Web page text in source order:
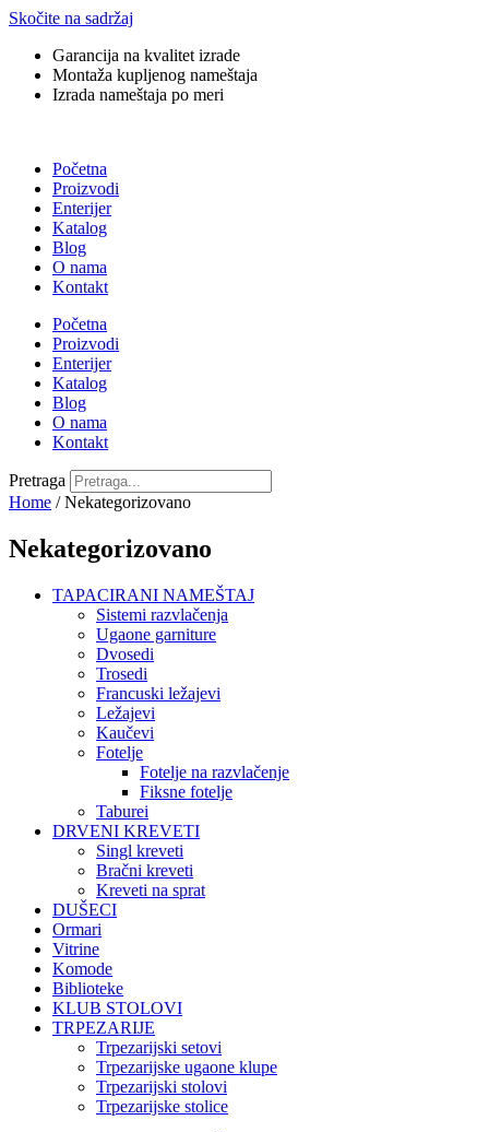
Skočite na sadržaj
Garancija na kvalitet izrade
Montaža kupljenog nameštaja
Izrada nameštaja po meri
Početna
Proizvodi
Enterijer
Katalog
Blog
O nama
Kontakt
Početna
Proizvodi
Enterijer
Katalog
Blog
O nama
Kontakt
Pretraga
Home / Nekategorizovano
Nekategorizovano
TAPACIRANI NAMEŠTAJ
Sistemi razvlačenja
Ugaone garniture
Dvosedi
Trosedi
Francuski ležajevi
Ležajevi
Kaučevi
Fotelje
Fotelje na razvlačenje
Fiksne fotelje
Taburei
DRVENI KREVETI
Singl kreveti
Bračni kreveti
Kreveti na sprat
DUŠECI
Ormari
Vitrine
Komode
Biblioteke
KLUB STOLOVI
TRPEZARIJE
Trpezarijski setovi
Trpezarijske ugaone klupe
Trpezarijski stolovi
Trpezarijske stolice